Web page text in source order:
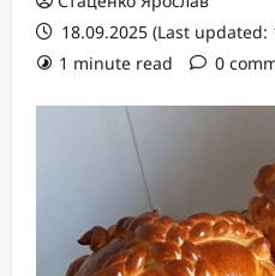
18.09.2025 (Last updated:
1 minute read
0